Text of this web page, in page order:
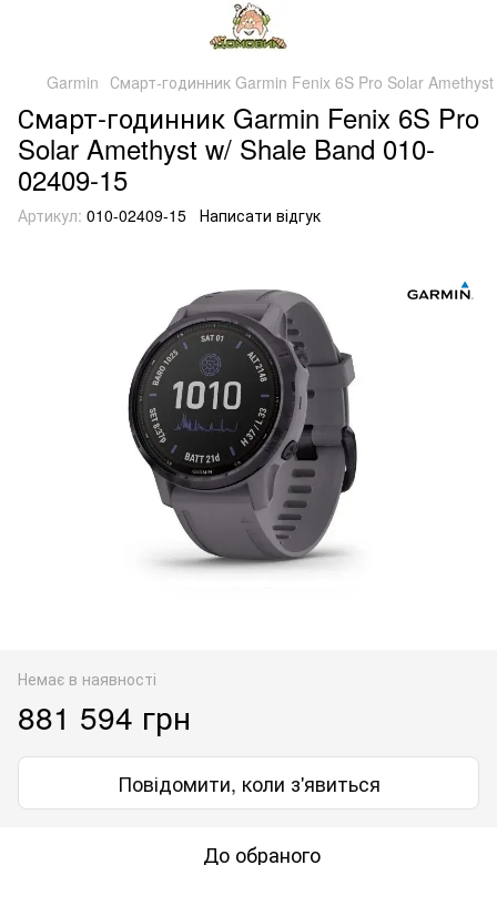
Garmin Смарт-годинник Garmin Fenix 6S Pro Solar
Смарт-годинник Garmin Fenix 6S Pro
Solar Amethyst w/ Shale Band 010-
02409-15
Артикул: 010-02409-15 Написати відгук
Немає в наявності
881 594 грн
Повідомити, коли з'явиться
До обраного